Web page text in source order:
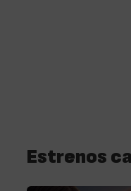
Estrenos